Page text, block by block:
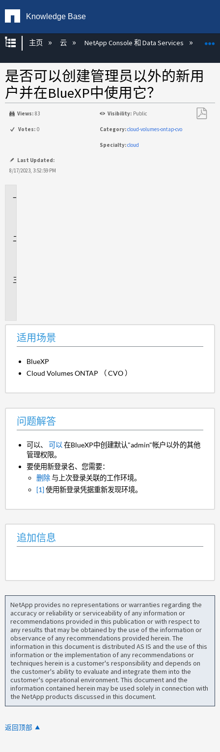
Knowledge Base
扩展/隐缩全局层次
主页 云 NetApp Console 和 Data Services
是否可以创建管理员以外的新用
户并在BlueXP中使用它？
Views: 83 Visibility: Public
Votes: 0 Category:cloud-volumes-ontap-cvo
Specialty:cloud
Last Updated:
8/17/2023, 3:52:59 PM
适用场景
BlueXP
Cloud Volumes ONTAP （ CVO ）
问题解答
可以、可以在BlueXP中创建默认"admin"帐户以外的其他
管理权限。
要使用新登录名、您需要：
删除与上次登录关联的工作环境。
[1]使用新登录凭据重新发现环境。
追加信息
NetApp provides no representations or warranties regarding the
accuracy or reliability or serviceability of any information or
recommendations provided in this publication or with respect to
any results that may be obtained by the use of the information or
observance of any recommendations provided herein. The
information in this document is distributed AS IS and the use of this
information or the implementation of any recommendations or
techniques herein is a customer's responsibility and depends on
the customer's ability to evaluate and integrate them into the
customer's operational environment. This document and the
information contained herein may be used solely in connection with
the NetApp products discussed in this document.
返回顶部